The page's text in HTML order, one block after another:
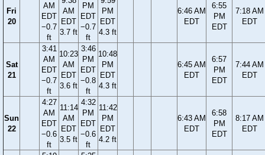
Fri
20
AM
EDT
−0.7
ft
AM
EDT
3.7 ft
PM
EDT
−0.7
ft
PM
EDT
4.3 ft
6:46 AM
EDT
6:55
PM
EDT
7:18 AM
EDT
Sat
21
3:41
AM
EDT
−0.7
ft
10:23
AM
EDT
3.6 ft
3:46
PM
EDT
−0.8
ft
10:48
PM
EDT
4.3 ft
6:45 AM
EDT
6:57
PM
EDT
7:44 AM
EDT
Sun
22
4:27
AM
EDT
−0.6
ft
11:14
AM
EDT
3.5 ft
4:32
PM
EDT
−0.6
ft
11:42
PM
EDT
4.2 ft
6:43 AM
EDT
6:58
PM
EDT
8:17 AM
EDT